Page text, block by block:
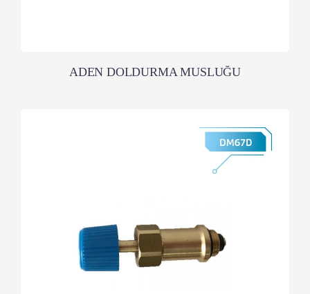
ADEN DOLDURMA MUSLUĞU